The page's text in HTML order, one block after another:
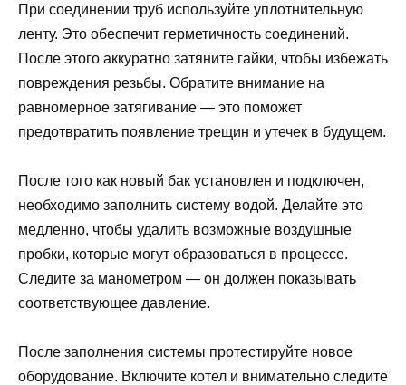
При соединении труб используйте уплотнительную
ленту. Это обеспечит герметичность соединений.
После этого аккуратно затяните гайки, чтобы избежать
повреждения резьбы. Обратите внимание на
равномерное затягивание — это поможет
предотвратить появление трещин и утечек в будущем.
После того как новый бак установлен и подключен,
необходимо заполнить систему водой. Делайте это
медленно, чтобы удалить возможные воздушные
пробки, которые могут образоваться в процессе.
Следите за манометром — он должен показывать
соответствующее давление.
После заполнения системы протестируйте новое
оборудование. Включите котел и внимательно следите